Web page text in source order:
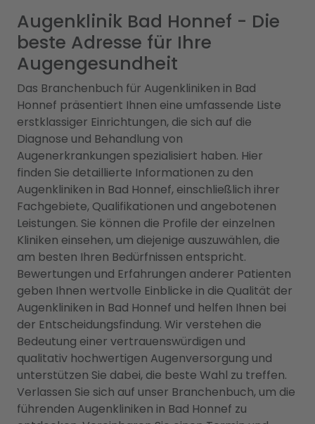
Augenklinik Bad Honnef - Die
beste Adresse für Ihre
Augengesundheit
Das Branchenbuch für Augenkliniken in Bad
Honnef präsentiert Ihnen eine umfassende Liste
erstklassiger Einrichtungen, die sich auf die
Diagnose und Behandlung von
Augenerkrankungen spezialisiert haben. Hier
finden Sie detaillierte Informationen zu den
Augenkliniken in Bad Honnef, einschließlich ihrer
Fachgebiete, Qualifikationen und angebotenen
Leistungen. Sie können die Profile der einzelnen
Kliniken einsehen, um diejenige auszuwählen, die
am besten Ihren Bedürfnissen entspricht.
Bewertungen und Erfahrungen anderer Patienten
geben Ihnen wertvolle Einblicke in die Qualität der
Augenkliniken in Bad Honnef und helfen Ihnen bei
der Entscheidungsfindung. Wir verstehen die
Bedeutung einer vertrauenswürdigen und
qualitativ hochwertigen Augenversorgung und
unterstützen Sie dabei, die beste Wahl zu treffen.
Verlassen Sie sich auf unser Branchenbuch, um die
führenden Augenkliniken in Bad Honnef zu